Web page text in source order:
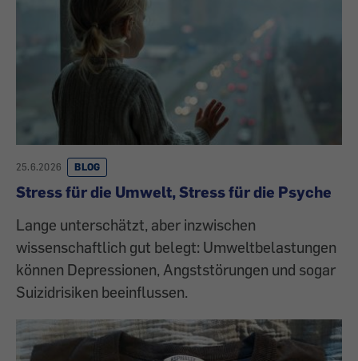
25.6.2026 BLOG
Stress für die Umwelt, Stress für die Psyche
Lange unterschätzt, aber inzwischen
wissenschaftlich gut belegt: Umweltbelastungen
können Depressionen, Angststörungen und sogar
Suizidrisiken beeinflussen.